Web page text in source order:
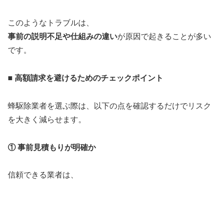
このようなトラブルは、
事前の説明不足や仕組みの違いが原因で起きることが多い
です。
■ 高額請求を避けるためのチェックポイント
蜂駆除業者を選ぶ際は、以下の点を確認するだけでリスク
を大きく減らせます。
① 事前見積もりが明確か
信頼できる業者は、